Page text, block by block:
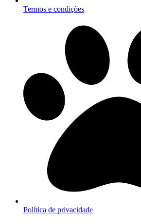
Termos e condições
Política de privacidade